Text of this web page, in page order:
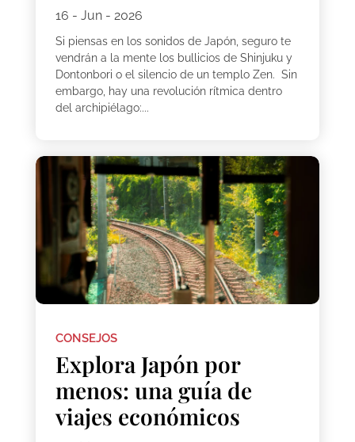
16 - Jun - 2026
Si piensas en los sonidos de Japón, seguro te
vendrán a la mente los bullicios de Shinjuku y
Dontonbori o el silencio de un templo Zen. Sin
embargo, hay una revolución rítmica dentro
del archipiélago:...
CONSEJOS
Explora Japón por
menos: una guía de
viajes económicos